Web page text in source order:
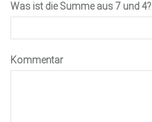
Was ist die Summe aus 7 und 4?
Kommentar